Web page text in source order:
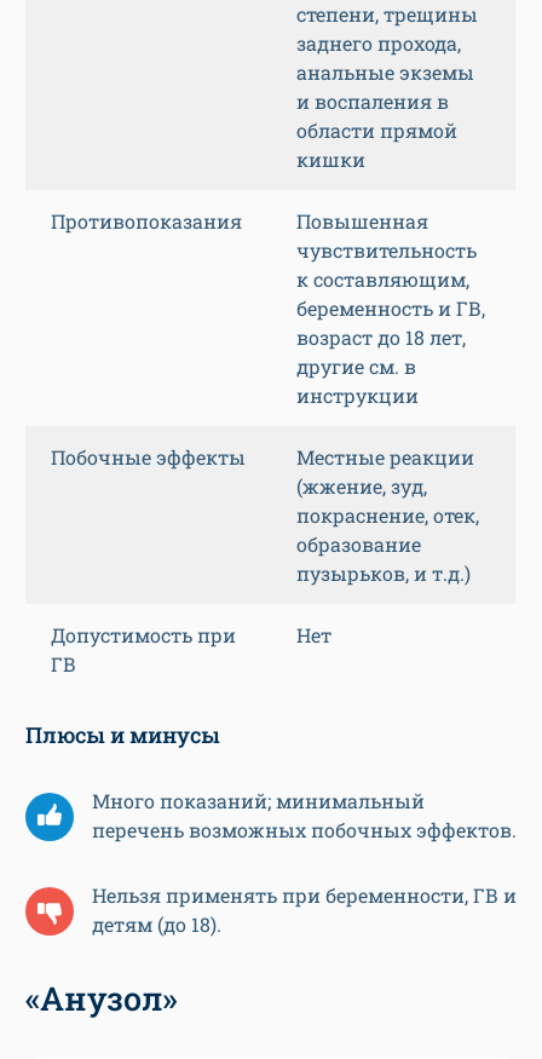
степени, трещины
заднего прохода,
анальные экземы
и воспаления в
области прямой
кишки
Противопоказания
Повышенная
чувствительность
к составляющим,
беременность и ГВ,
возраст до 18 лет,
другие см. в
инструкции
Побочные эффекты
Местные реакции
(жжение, зуд,
покраснение, отек,
образование
пузырьков, и т.д.)
Допустимость при
ГВ
Нет
Плюсы и минусы
Много показаний; минимальный
перечень возможных побочных эффектов.
Нельзя применять при беременности, ГВ и
детям (до 18).
«Анузол»